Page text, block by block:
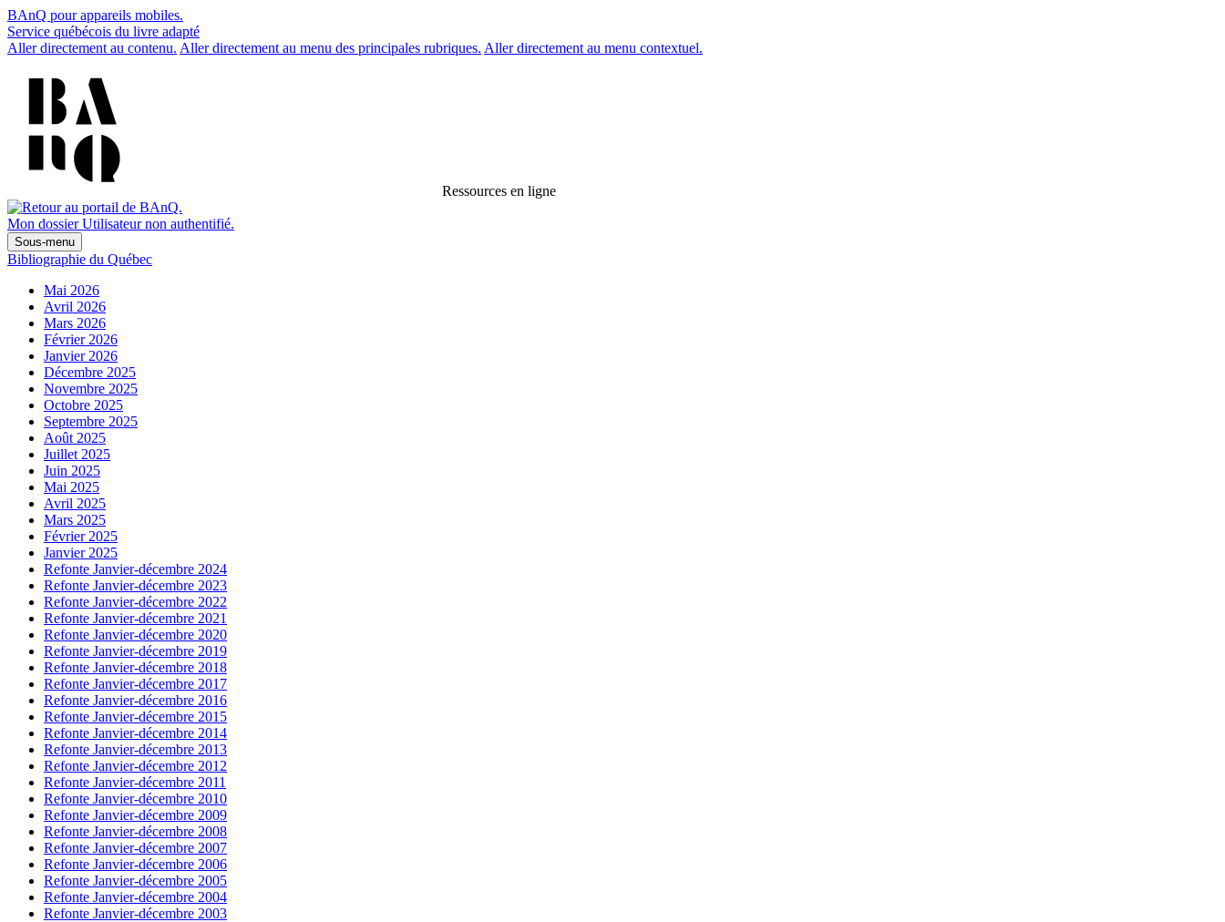
BAnQ pour appareils mobiles.
Service québécois du livre adapté
Aller directement au contenu. Aller directement au menu des principales rubriques. Aller directement au menu contextuel.
Ressources en ligne
Mon dossier Utilisateur non authentifié.
Sous-menu
Bibliographie du Québec
Mai 2026
Avril 2026
Mars 2026
Février 2026
Janvier 2026
Décembre 2025
Novembre 2025
Octobre 2025
Septembre 2025
Août 2025
Juillet 2025
Juin 2025
Mai 2025
Avril 2025
Mars 2025
Février 2025
Janvier 2025
Refonte Janvier-décembre 2024
Refonte Janvier-décembre 2023
Refonte Janvier-décembre 2022
Refonte Janvier-décembre 2021
Refonte Janvier-décembre 2020
Refonte Janvier-décembre 2019
Refonte Janvier-décembre 2018
Refonte Janvier-décembre 2017
Refonte Janvier-décembre 2016
Refonte Janvier-décembre 2015
Refonte Janvier-décembre 2014
Refonte Janvier-décembre 2013
Refonte Janvier-décembre 2012
Refonte Janvier-décembre 2011
Refonte Janvier-décembre 2010
Refonte Janvier-décembre 2009
Refonte Janvier-décembre 2008
Refonte Janvier-décembre 2007
Refonte Janvier-décembre 2006
Refonte Janvier-décembre 2005
Refonte Janvier-décembre 2004
Refonte Janvier-décembre 2003